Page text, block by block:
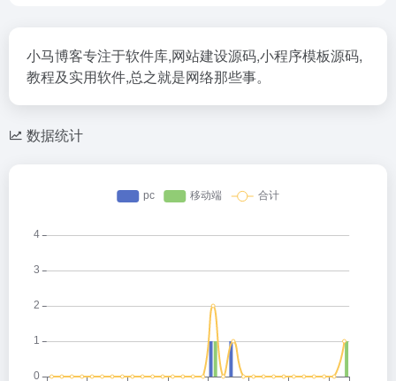
小马博客专注于软件库,网站建设源码,小程序模板源码,
教程及实用软件,总之就是网络那些事。
数据统计